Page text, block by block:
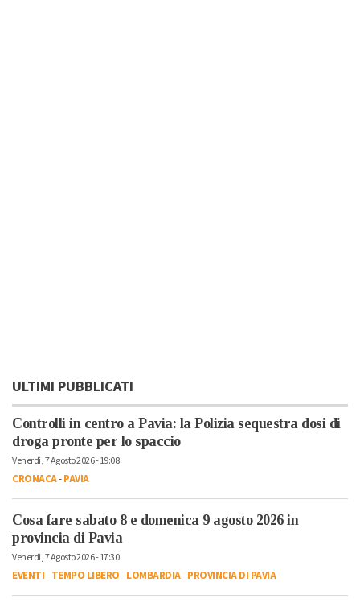
ULTIMI PUBBLICATI
Controlli in centro a Pavia: la Polizia sequestra dosi di
droga pronte per lo spaccio
Venerdì, 7 Agosto 2026 - 19:08
CRONACA-PAVIA
Cosa fare sabato 8 e domenica 9 agosto 2026 in
provincia di Pavia
Venerdì, 7 Agosto 2026 - 17:30
EVENTI-TEMPO LIBERO-LOMBARDIA-PROVINCIA DI PAVIA